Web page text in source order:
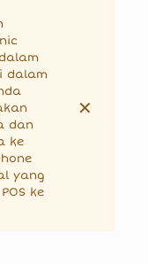
dalam
dan
ke
yang
ke
✕